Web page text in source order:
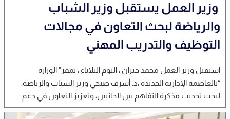
وزير العمل يستقبل وزير الشباب
والرياضة لبحث التعاون في مجالات
التوظيف والتدريب المهني
استقبل وزير العمل محمد جبران ، اليوم الثلاثاء ، بمقر” الوزارة
“بالعاصمة الإدارية الجديدة ،د. أشرف صبحي وزير الشباب والرياضة،
لبحث تحديث مذكرة التفاهم بين الجانبين، وتعزيز التعاون في دعم...